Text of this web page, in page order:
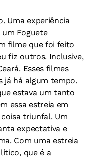
Uma experiência
Foguete
filme que foi feito
fiz outros. Inclusive,
Esses filmes
já há algum tempo.
estava um tanto
essa estreia em
triunfal. Um
expectativa e
Com uma estreia
que é a